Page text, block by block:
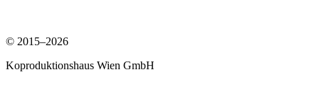
© 2015–2026
Koproduktionshaus Wien GmbH